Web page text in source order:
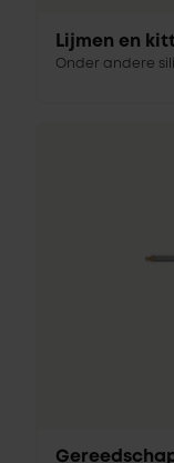
Lijmen en
Onder andere